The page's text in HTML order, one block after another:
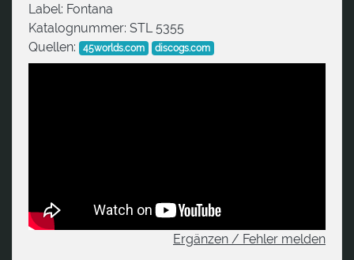
Label: Fontana
Katalognummer: STL 5355
Quellen:
45worlds.com discogs.com
Ergänzen / Fehler melden